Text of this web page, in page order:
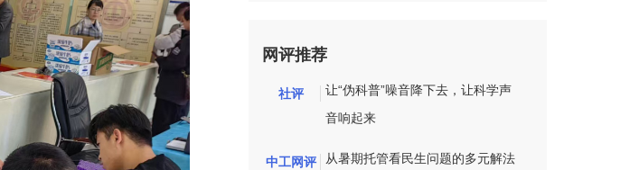
网评推荐
社评
让“伪科普”噪音降下去，让科学声
音响起来
中工网评 从暑期托管看民生问题的多元解法